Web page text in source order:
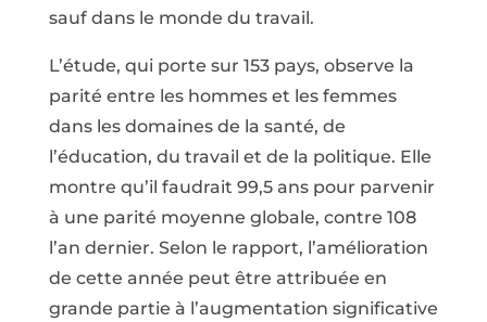
sauf dans le monde du travail.
L’étude, qui porte sur 153 pays, observe la
parité entre les hommes et les femmes
dans les domaines de la santé, de
l’éducation, du travail et de la politique. Elle
montre qu’il faudrait 99,5 ans pour parvenir
à une parité moyenne globale, contre 108
l’an dernier. Selon le rapport, l’amélioration
de cette année peut être attribuée en
grande partie à l’augmentation significative